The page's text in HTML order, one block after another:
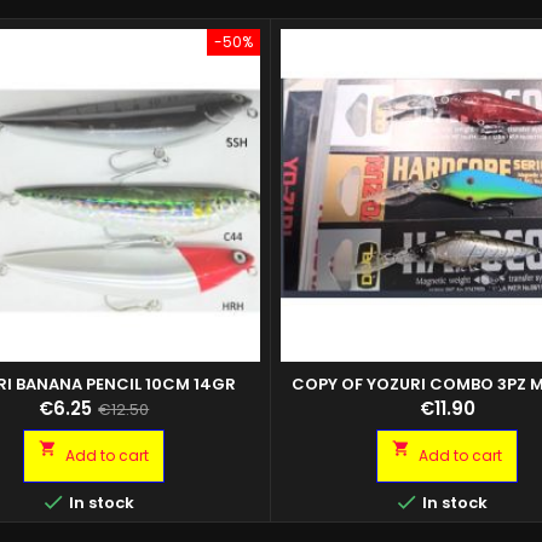
-50%
BANANA PENCIL 10CM 14GR
Price
€6.25 Regular
price
€12.50
 Add to cart
 In stock
COPY OF YOZURI COMBO 3PZ
DD
Price
€11.90
 Add to cart
 In stock